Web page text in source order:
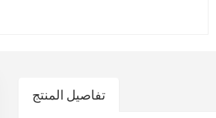
تفاصيل المنتج